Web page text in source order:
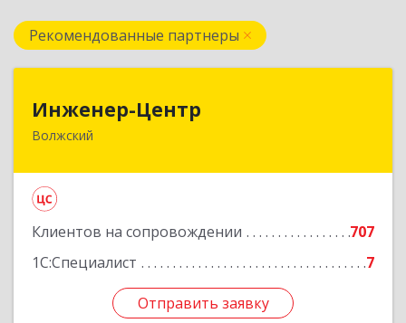
Рекомендованные партнеры
Инженер-Центр
Волжский
Клиентов на сопровождении
707
1С:Специалист
7
Отправить заявку
404120, Волгоградская обл, Волжский г, им
Отправить заявку